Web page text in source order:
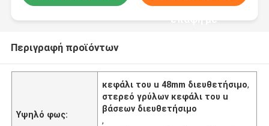
επαφή με
Περιγραφή προϊόντων
Υψηλό φως:
κεφάλι του u 48mm διευθετήσιμο,
στερεό γρύλων κεφάλι του u
βάσεων διευθετήσιμο
,